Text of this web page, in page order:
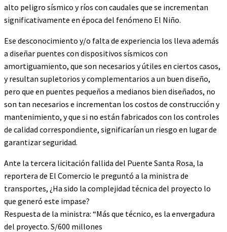
alto peligro sísmico y ríos con caudales que se incrementan
significativamente en época del fenómeno El Niño.
Ese desconocimiento y/o falta de experiencia los lleva además
a diseñar puentes con dispositivos sísmicos con
amortiguamiento, que son necesarios y útiles en ciertos casos,
y resultan supletorios y complementarios a un buen diseño,
pero que en puentes pequeños a medianos bien diseñados, no
son tan necesarios e incrementan los costos de construcción y
mantenimiento, y que si no están fabricados con los controles
de calidad correspondiente, significarían un riesgo en lugar de
garantizar seguridad.
Ante la tercera licitación fallida del Puente Santa Rosa, la
reportera de El Comercio le preguntó a la ministra de
transportes, ¿Ha sido la complejidad técnica del proyecto lo
que generó este impase?
Respuesta de la ministra: “Más que técnico, es la envergadura
del proyecto. S/600 millones